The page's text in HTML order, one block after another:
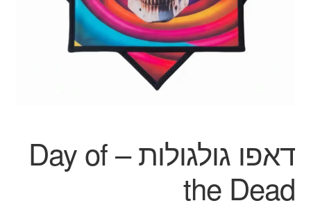
דאפו גולגולות – Day of
the Dead